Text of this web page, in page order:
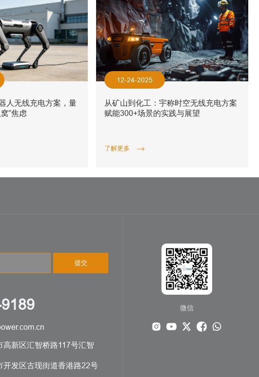
人无线充电方案，量
”焦虑
12-24-2025
从矿山到化工：宇称时空无线充电方案
赋能300+场景的实践与展望
了解更多
提交
高新区汇智桥路117号汇智
开发区古现街道香港路22号
微信